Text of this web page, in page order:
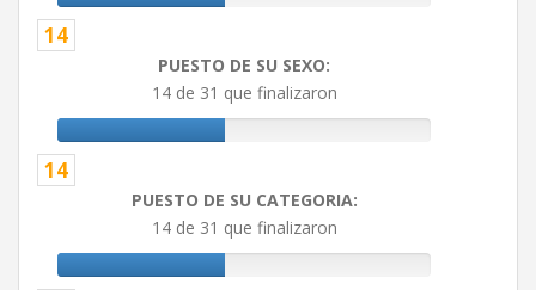
14
PUESTO DE SU SEXO:
14 de 31 que finalizaron
14
PUESTO DE SU CATEGORIA:
14 de 31 que finalizaron